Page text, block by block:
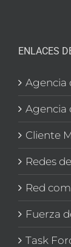
ENLACES
Agencia
Agencia
Cliente
Redes
Red
Fuerza
Task